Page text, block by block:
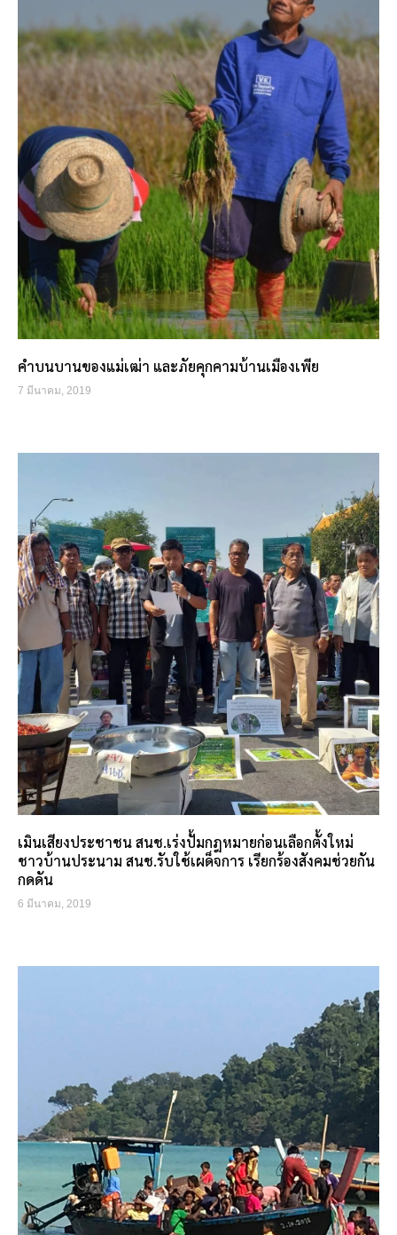
คำบนบานของแม่เฒ่า และภัยคุกคามบ้านเมืองเพีย
7 มีนาคม, 2019
เมินเสียงประชาชน สนช.เร่งปั้มกฎหมายก่อนเลือกตั้งใหม่
ชาวบ้านประนาม สนช.รับใช้เผด็จการ เรียกร้องสังคมช่วยกัน
กดดัน
6 มีนาคม, 2019